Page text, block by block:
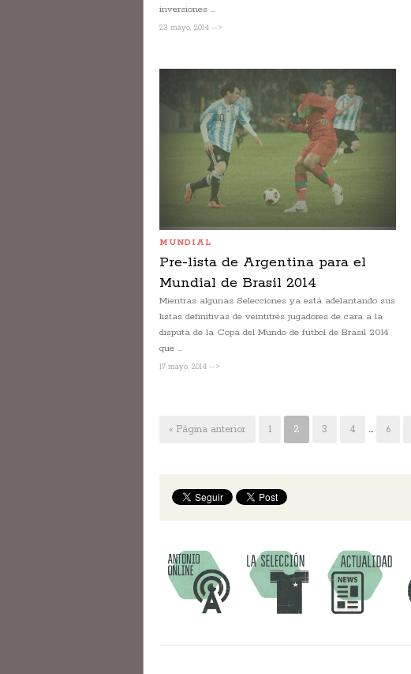
inversiones ...
23 mayo, 2014 -->
MUNDIAL
Pre-lista de Argentina para el
Mundial de Brasil 2014
Mientras algunas Selecciones ya está adelantando sus
listas definitivas de veintitrés jugadores de cara a la
disputa de la Copa del Mundo de fútbol de Brasil 2014
que ...
17 mayo, 2014 -->
« Página anterior 1 2 3 4 … 6